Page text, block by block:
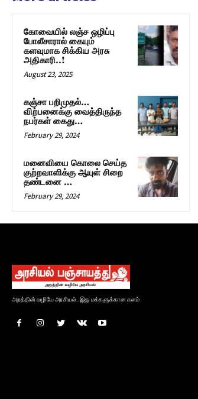
கோவையில் லஞ்ச ஒழிப்பு
போலீசாரால் கையும்
களவுமாக சிக்கிய அரசு
அதிகாரி..!
August 23, 2025
கஞ்சா பறிமுதல்…
விற்பனைக்கு வைத்திருந்த
நபர்கள் கைது…
February 29, 2024
மனைவியை கொலை செய்த
குற்றவாளிக்கு ஆயுள் சிறை
தண்டனை …
February 29, 2024
அறத்தின் வழியே அரசியல்.. இது மக்களுக்கான களம்